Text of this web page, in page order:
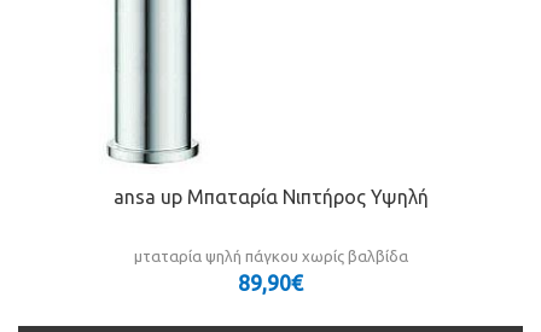
ansa up Μπαταρία Νιπτήρος Υψηλή
μταταρία ψηλή πάγκου χωρίς βαλβίδα
89,90€